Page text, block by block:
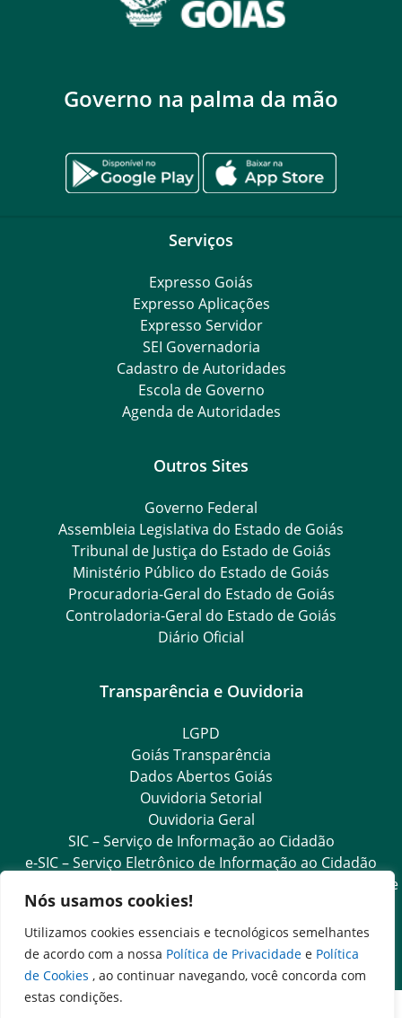
Nós usamos cookies!
Utilizamos cookies essenciais e tecnológicos semelhantes
de acordo com a nossa Política de Privacidade e Política
de Cookies , ao continuar navegando, você concorda com
estas condições.
Governo na palma da mão
Serviços
Expresso Goiás
Expresso Aplicações
Expresso Servidor
SEI Governadoria
Cadastro de Autoridades
Escola de Governo
Agenda de Autoridades
Outros Sites
Governo Federal
Assembleia Legislativa do Estado de Goiás
Tribunal de Justiça do Estado de Goiás
Ministério Público do Estado de Goiás
Procuradoria-Geral do Estado de Goiás
Controladoria-Geral do Estado de Goiás
Diário Oficial
Transparência e Ouvidoria
LGPD
Goiás Transparência
Dados Abertos Goiás
Ouvidoria Setorial
Ouvidoria Geral
SIC – Serviço de Informação ao Cidadão
e-SIC – Serviço Eletrônico de Informação ao Cidadão
Acesso às Informações das Organizações Sociais de Saúde
e Sociedade Civil
Ouvidoria Setorial (Expresso)
Ouvidoria Setorial (Presencial)